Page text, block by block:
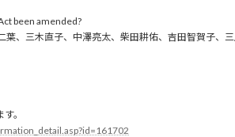
been amended?
葉、三木直子、中澤亮太、柴田耕佑、吉田智賀子、
。